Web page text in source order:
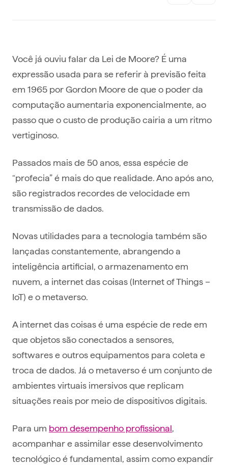
Você já ouviu falar da Lei de Moore? É uma
expressão usada para se referir à previsão feita
em 1965 por Gordon Moore de que o poder da
computação aumentaria exponencialmente, ao
passo que o custo de produção cairia a um ritmo
vertiginoso.
Passados mais de 50 anos, essa espécie de
“profecia” é mais do que realidade. Ano após ano,
são registrados recordes de velocidade em
transmissão de dados.
Novas utilidades para a tecnologia também são
lançadas constantemente, abrangendo a
inteligência artificial, o armazenamento em
nuvem, a internet das coisas (Internet of Things –
IoT) e o metaverso.
A internet das coisas é uma espécie de rede em
que objetos são conectados a sensores,
softwares e outros equipamentos para coleta e
troca de dados. Já o metaverso é um conjunto de
ambientes virtuais imersivos que replicam
situações reais por meio de dispositivos digitais.
Para um bom desempenho profissional,
acompanhar e assimilar esse desenvolvimento
tecnológico é fundamental, assim como expandir